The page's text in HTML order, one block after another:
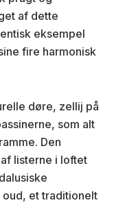
af dette
eksempel
fire harmonisk
døre, zellij på
som alt
Den
listerne i loftet
et traditionelt